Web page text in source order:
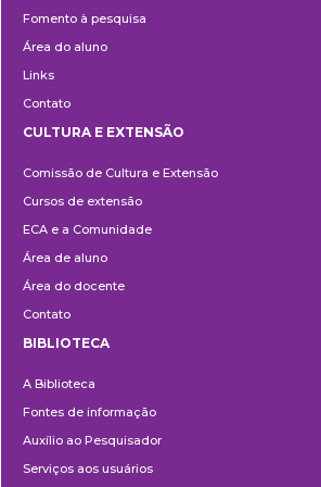
Fomento à pesquisa
Área do aluno
Links
Contato
e
Extensão
CULTURA E EXTENSÃO
Comissão de Cultura e Extensão
Cursos de extensão
ECA e a Comunidade
Área de aluno
Área do docente
Contato
BIBLIOTECA
A Biblioteca
Fontes de informação
Auxílio ao Pesquisador
Serviços aos usuários